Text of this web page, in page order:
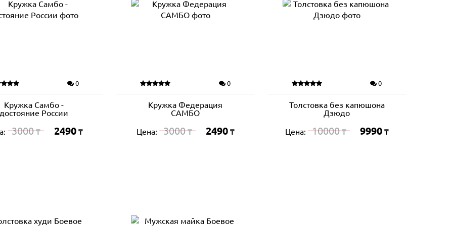
0
Кружка Самбо -
России
3000₸ 2490 ₸
0
Кружка Федерация
САМБО
Цена: 3000₸ 2490 ₸
0
Толстовка без капюшона
Дзюдо
Цена: 10000₸ 9990 ₸